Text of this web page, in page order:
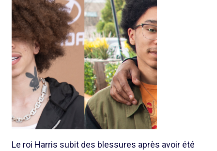
Le roi Harris subit des blessures après avoir été